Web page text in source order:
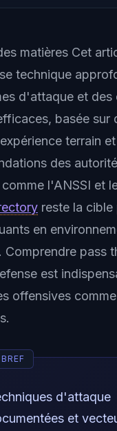
matières Cet
technique
d'attaque et des
basée sur
terrain
des
l'ANSSI et
reste la
en
Comprendre pass
est
offensives comme
d'attaque
et